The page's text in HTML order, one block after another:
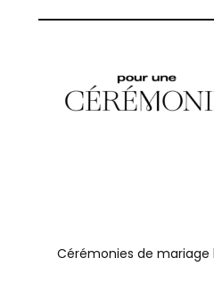
Cérémonies de mariage